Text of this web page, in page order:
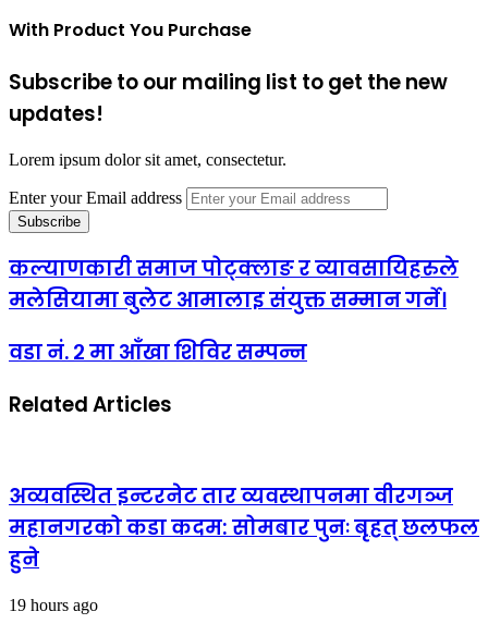
With Product You Purchase
Subscribe to our mailing list to get the new
updates!
Lorem ipsum dolor sit amet, consectetur.
Enter your Email address
कल्याणकारी समाज पोट्क्लाङ र व्यावसायिहरुले
मलेसियामा बुलेट आमालाइ संयुक्त सम्मान गर्ने।
वडा नं. २ मा आँखा शिविर सम्पन्न
Related Articles
अव्यवस्थित इन्टरनेट तार व्यवस्थापनमा वीरगञ्ज
महानगरको कडा कदम: सोमबार पुनः बृहत् छलफल
हुने
19 hours ago